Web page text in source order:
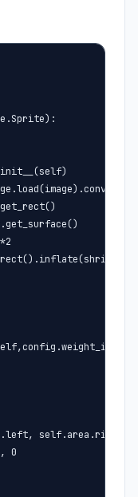
self.area.right)
0